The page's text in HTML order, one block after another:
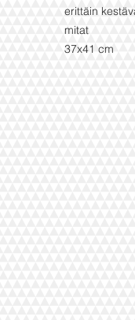
erittäin
mitat
37x41 cm